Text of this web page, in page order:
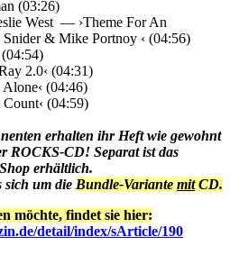
(03:26)
West — ›Theme For An
Snider & Mike Portnoy ‹ (04:56)
2.0‹ (04:31)
(04:46)
(04:59)
erhalten ihr Heft wie gewohnt
ROCKS-CD! Separat ist das
erhältlich.
sich um die Bundle-Variante mitCD.
möchte, findet sie hier:
detail/index/sArticle/190